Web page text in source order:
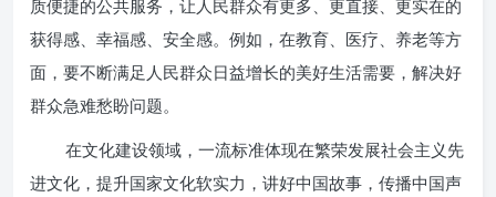
质便捷的公共服务，让人民群众有更多、更直接、更实在的
获得感、幸福感、安全感。例如，在教育、医疗、养老等方
面，要不断满足人民群众日益增长的美好生活需要，解决好
群众急难愁盼问题。
在文化建设领域，一流标准体现在繁荣发展社会主义先
进文化，提升国家文化软实力，讲好中国故事，传播中国声